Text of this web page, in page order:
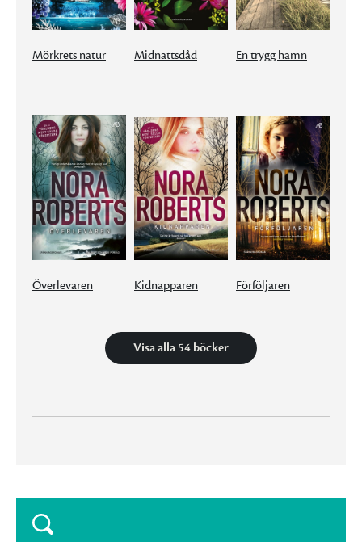
Mörkrets natur Midnattsdåd En trygg hamn
Överlevaren Kidnapparen Förföljaren
Visa alla 54 böcker